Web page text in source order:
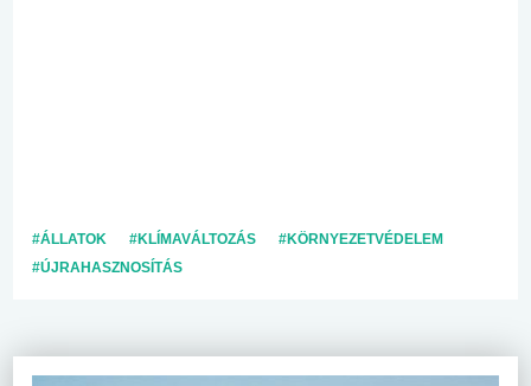
#ÁLLATOK #KLÍMAVÁLTOZÁS
#KÖRNYEZETVÉDELEM
#ÚJRAHASZNOSÍTÁS